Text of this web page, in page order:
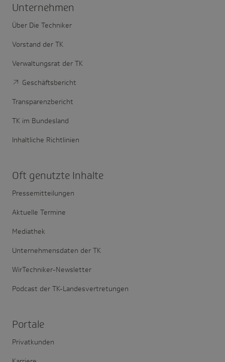
Unter­nehmen
Über Die Techniker
Vorstand der TK
Verwaltungsrat der TK
Geschäftsbericht
Transparenzbericht
TK im Bundesland
Inhaltliche Richtlinien
Oft genutzte Inhalte
Pressemitteilungen
Aktuelle Termine
Mediathek
Unternehmensdaten der TK
WirTechniker-Newsletter
Podcast der TK-Landesvertretungen
Portale
Privatkunden